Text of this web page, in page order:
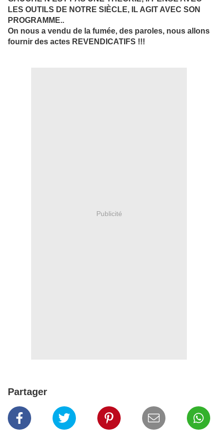
LES OUTILS DE NOTRE SIÈCLE, IL AGIT AVEC SON
PROGRAMME..
On nous a vendu de la fumée, des paroles, nous allons
fournir des actes REVENDICATIFS !!!
Publicité
Partager